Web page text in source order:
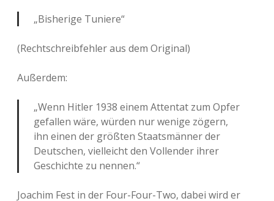
„Bisherige Tuniere“
(Rechtschreibfehler aus dem Original)
Außerdem:
„Wenn Hitler 1938 einem Attentat zum Opfer
gefallen wäre, würden nur wenige zögern,
ihn einen der größten Staatsmänner der
Deutschen, vielleicht den Vollender ihrer
Geschichte zu nennen.“
Joachim Fest in der Four-Four-Two, dabei wird er